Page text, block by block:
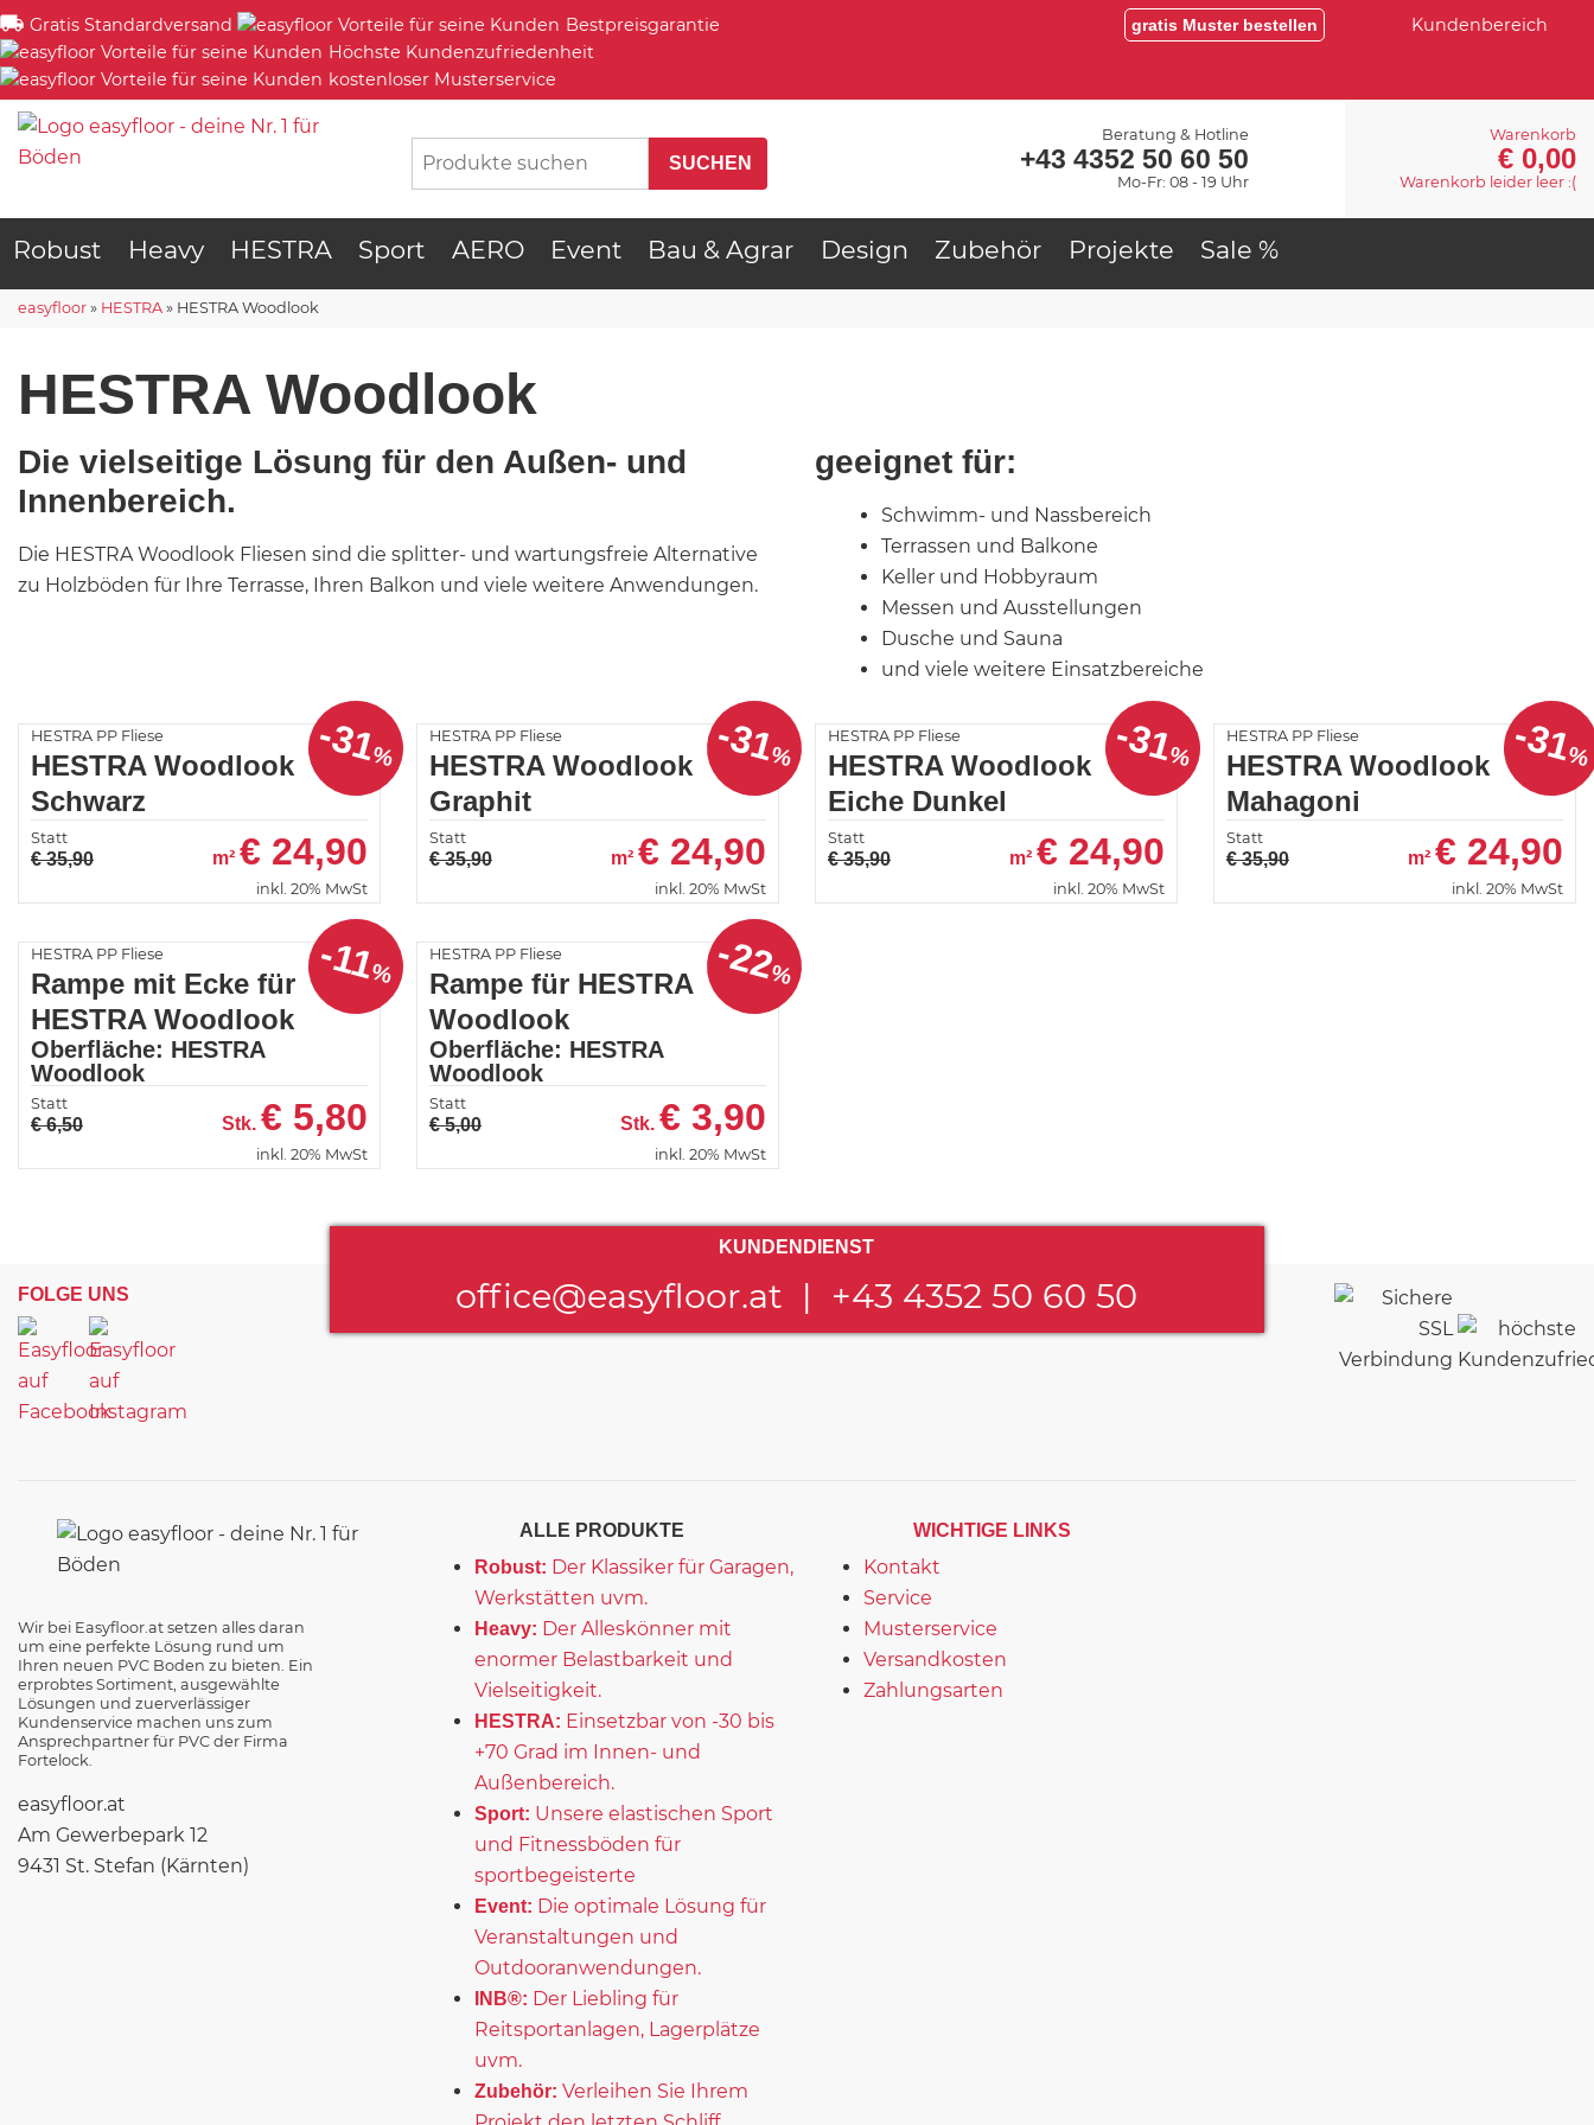
Gratis Standardversand
Bestpreisgarantie
Höchste Kundenzufriedenheit
kostenloser Musterservice
gratis Muster bestellen Kundenbereich
Beratung & Hotline
+43 4352 50 60 50
Mo-Fr: 08 - 19 Uhr
Warenkorb
€ 0,00
Warenkorb leider leer :(
Robust Heavy HESTRA Sport AERO Event Bau & Agrar Design Zubehör Projekte Sale %
easyfloor » HESTRA » HESTRA Woodlook
HESTRA Woodlook
Die vielseitige Lösung für den Außen- und
Innenbereich.
Die HESTRA Woodlook Fliesen sind die splitter- und wartungsfreie Alternative
zu Holzböden für Ihre Terrasse, Ihren Balkon und viele weitere Anwendungen.
geeignet für:
Schwimm- und Nassbereich
Terrassen und Balkone
Keller und Hobbyraum
Messen und Ausstellungen
Dusche und Sauna
und viele weitere Einsatzbereiche
-31%
HESTRA PP Fliese
HESTRA Woodlook
Schwarz
Statt
€ 35,90 m² € 24,90
inkl. 20% MwSt
-31%
HESTRA PP Fliese
HESTRA Woodlook
Graphit
Statt
€ 35,90 m² € 24,90
inkl. 20% MwSt
-31%
HESTRA PP Fliese
HESTRA Woodlook
Eiche Dunkel
Statt
€ 35,90 m² € 24,90
inkl. 20% MwSt
-31%
HESTRA PP Fliese
HESTRA Woodlook
Mahagoni
Statt
€ 35,90 m² € 24,90
inkl. 20% MwSt
-11%
HESTRA PP Fliese
Rampe mit Ecke für
HESTRA Woodlook
Oberfläche: HESTRA
Woodlook
Statt
€ 6,50 Stk. € 5,80
inkl. 20% MwSt
-22%
HESTRA PP Fliese
Rampe für HESTRA
Woodlook
Oberfläche: HESTRA
Woodlook
Statt
€ 5,00 Stk. € 3,90
inkl. 20% MwSt
FOLGE UNS
KUNDENDIENST
office@easyfloor.at | +43 4352 50 60 50
Wir bei Easyfloor.at setzen alles daran
um eine perfekte Lösung rund um
Ihren neuen PVC Boden zu bieten. Ein
erprobtes Sortiment, ausgewählte
Lösungen und zuerverlässiger
Kundenservice machen uns zum
Ansprechpartner für PVC der Firma
Fortelock.
easyfloor.at
Am Gewerbepark 12
9431 St. Stefan (Kärnten)
ALLE PRODUKTE
Robust: Der Klassiker für Garagen,
Werkstätten uvm.
Heavy: Der Alleskönner mit
enormer Belastbarkeit und
Vielseitigkeit.
HESTRA: Einsetzbar von -30 bis
+70 Grad im Innen- und
Außenbereich.
Sport: Unsere elastischen Sport
und Fitnessböden für
sportbegeisterte
Event: Die optimale Lösung für
Veranstaltungen und
Outdooranwendungen.
INB®: Der Liebling für
Reitsportanlagen, Lagerplätze
uvm.
Zubehör: Verleihen Sie Ihrem
WICHTIGE LINKS
Kontakt
Service
Musterservice
Versandkosten
Zahlungsarten